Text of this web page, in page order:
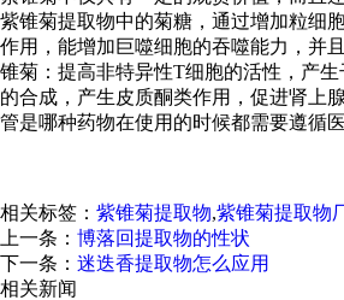
紫锥菊提取物中的菊糖，通过增加粒细
作用，能增加巨噬细胞的吞噬能力，并
锥菊：提高非特异性T细胞的活性，产
的合成，产生皮质酮类作用，促进肾上
管是哪种药物在使用的时候都需要遵循
相关标签： 紫锥菊提取物,紫锥菊提取物
上一条： 博落回提取物的性状
下一条： 迷迭香提取物怎么应用
相关新闻